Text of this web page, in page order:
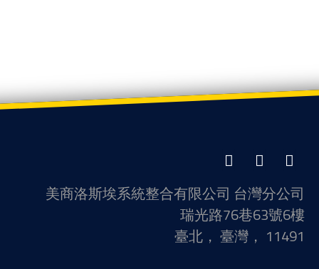
LinkedIn FacebookTwitter
美商洛斯埃系統整合有限公司 台灣分公司
瑞光路76巷63號6樓
臺北， 臺灣， 11491